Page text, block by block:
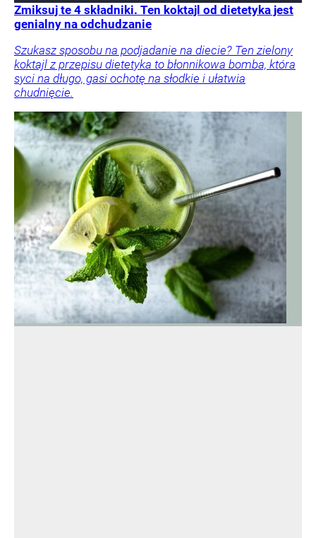
Zmiksuj te 4 składniki. Ten koktajl od dietetyka jest
genialny na odchudzanie
Szukasz sposobu na podjadanie na diecie? Ten zielony
koktajl z przepisu dietetyka to błonnikowa bomba, która
syci na długo, gasi ochotę na słodkie i ułatwia
chudnięcie.